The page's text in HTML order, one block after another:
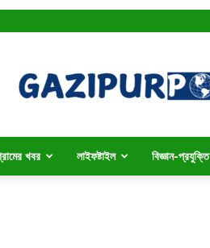
Gazipur
খবর লাইফষ্টাইল বিজ্ঞান-প্রযুক্তি